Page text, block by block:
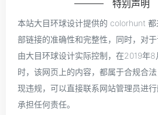
特别声明
本站大目环球设计提供的 colorhunt
部链接的准确性和完整性，同时，对
由大目环球设计实际控制，在2019年
时，该网页上的内容，都属于合规合
现违规，可以直接联系网站管理员进
承担任何责任。